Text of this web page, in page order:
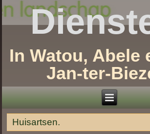
In Watou, Abele
Jan-ter-
Huisartsen.